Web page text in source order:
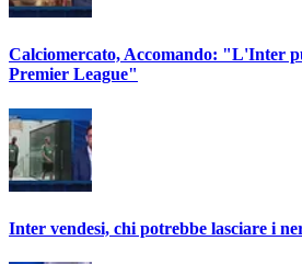
Calciomercato, Accomando: "L'Inter
Premier League"
Inter vendesi, chi potrebbe lasciare i